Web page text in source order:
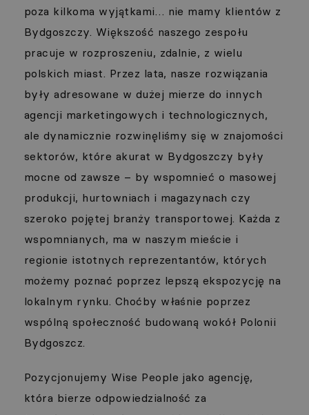
poza kilkoma wyjątkami… nie mamy klientów z
Bydgoszczy. Większość naszego zespołu
pracuje w rozproszeniu, zdalnie, z wielu
polskich miast. Przez lata, nasze rozwiązania
były adresowane w dużej mierze do innych
agencji marketingowych i technologicznych,
ale dynamicznie rozwinęliśmy się w znajomości
sektorów, które akurat w Bydgoszczy były
mocne od zawsze – by wspomnieć o masowej
produkcji, hurtowniach i magazynach czy
szeroko pojętej branży transportowej. Każda z
wspomnianych, ma w naszym mieście i
regionie istotnych reprezentantów, których
możemy poznać poprzez lepszą ekspozycję na
lokalnym rynku. Choćby właśnie poprzez
wspólną społeczność budowaną wokół Polonii
Bydgoszcz.
Pozycjonujemy Wise People jako agencję,
która bierze odpowiedzialność za